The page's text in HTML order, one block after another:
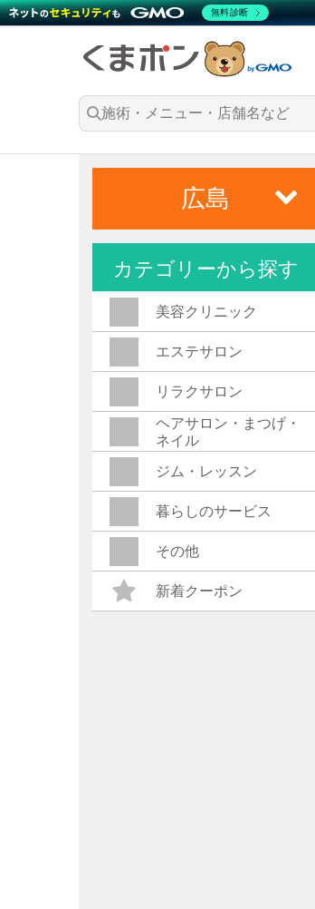
広島
カテゴリーから探す
美容クリニック
エステサロン
リラクサロン
ヘアサロン・まつげ・
ネイル
ジム・レッスン
暮らしのサービス
その他
新着クーポン
無料診断